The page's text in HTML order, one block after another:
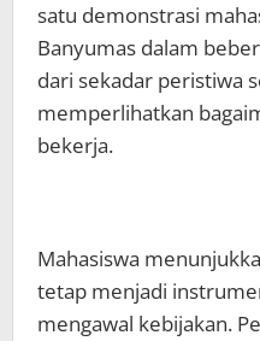
satu demonstrasi
Banyumas dalam
dari sekadar peristiwa
memperlihatkan
bekerja.
Mahasiswa
tetap menjadi
mengawal kebijakan.